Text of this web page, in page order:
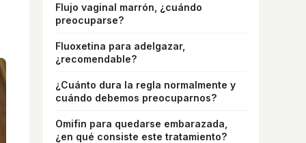
Flujo vaginal marrón, ¿cuándo
preocuparse?
Fluoxetina para adelgazar,
¿recomendable?
¿Cuánto dura la regla normalmente y
cuándo debemos preocuparnos?
Omifin para quedarse embarazada,
¿en qué consiste este tratamiento?